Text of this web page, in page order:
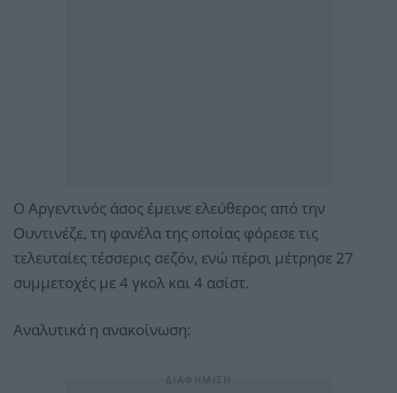
Ο Αργεντινός άσος έμεινε ελεύθερος από την
Ουντινέζε, τη φανέλα της οποίας φόρεσε τις
τελευταίες τέσσερις σεζόν, ενώ πέρσι μέτρησε 27
συμμετοχές με 4 γκολ και 4 ασίστ.
Αναλυτικά η ανακοίνωση: